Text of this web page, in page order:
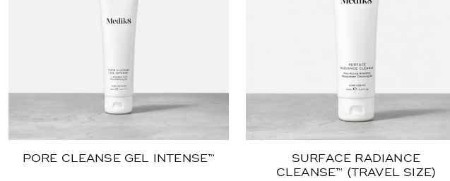
PORE CLEANSE GEL INTENSE™
SURFACE RADIANCE
CLEANSE™ (TRAVEL SIZE)